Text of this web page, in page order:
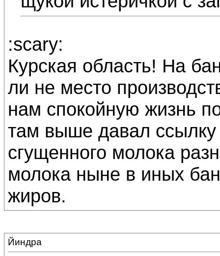
:scary:
Курская область! На
ли не место
нам спокойную жизнь
там выше давал ссылку
сгущенного молока
молока ныне в иных
жиров.
Йиндра